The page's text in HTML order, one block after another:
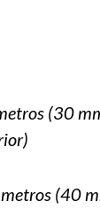
(30
(40